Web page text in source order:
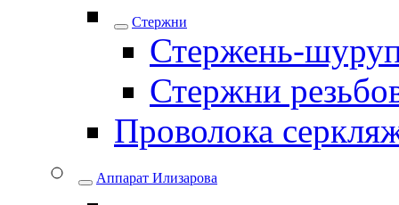
Стержни
Стержень-
Стержни
Проволока
Аппарат Илизарова